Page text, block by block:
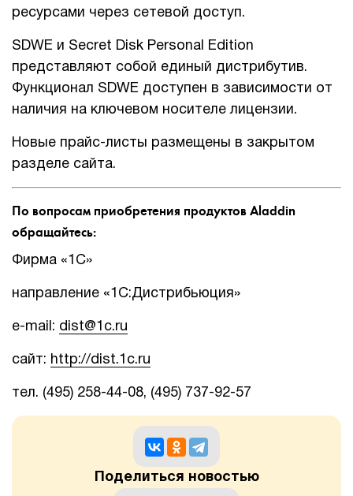
ресурсами через сетевой доступ.
SDWE и Secret Disk Personal Edition
представляют собой единый дистрибутив.
Функционал SDWE доступен в зависимости от
наличия на ключевом носителе лицензии.
Новые прайс-листы размещены в закрытом
разделе сайта.
По вопросам приобретения продуктов Aladdin
обращайтесь:
Фирма «1С»
направление «1С:Дистрибьюция»
e-mail: dist@1c.ru
сайт: http://dist.1c.ru
тел. (495) 258-44-08, (495) 737-92-57
Поделиться новостью